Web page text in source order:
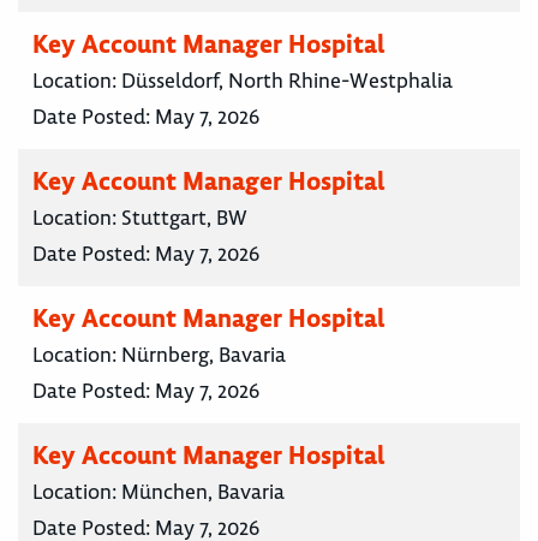
Key Account Manager Hospital
Location: Düsseldorf, North Rhine-Westphalia
Date Posted: May 7, 2026
Key Account Manager Hospital
Location: Stuttgart, BW
Date Posted: May 7, 2026
Key Account Manager Hospital
Location: Nürnberg, Bavaria
Date Posted: May 7, 2026
Key Account Manager Hospital
Location: München, Bavaria
Date Posted: May 7, 2026